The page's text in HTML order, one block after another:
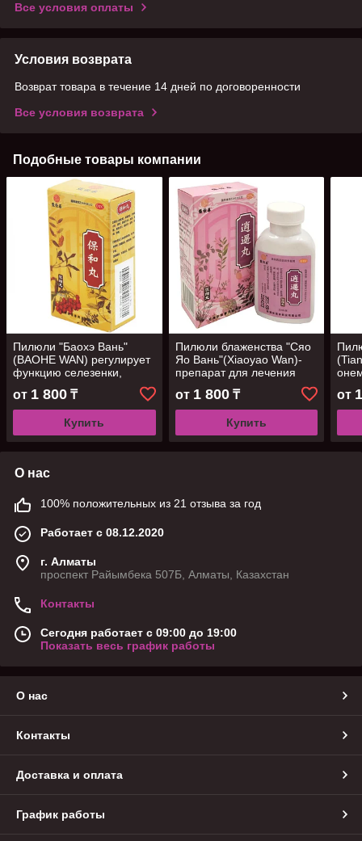
Все условия оплаты
Условия возврата
Возврат товара в течение 14 дней по договоренности
Все условия возврата
Подобные товары компании
Пилюли "Баохэ Вань"
(BAOHE WAN) регулирует
функцию селезенки,
рубцеванию, 200 шт
от 1 800 ₸
Купить
Пилюли блаженства "Сяо
Яо Вань"(Xiaoyao Wan)-
препарат для лечения
от 1 800₸
Купить
от
О нас
100% положительных из 21 отзыва за год
Работает с 08.12.2020
г. Алматы
проспект Райымбека 507Б, Алматы, Казахстан
Контакты
Сегодня работает с 09:00 до 19:00
Показать весь график работы
О нас
Контакты
Доставка и оплата
График работы